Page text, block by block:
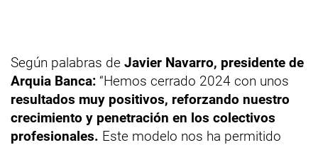
Según palabras de Javier Navarro, presidente de
Arquia Banca: “Hemos cerrado 2024 con unos
resultados muy positivos, reforzando nuestro
crecimiento y penetración en los colectivos
profesionales. Este modelo nos ha permitido